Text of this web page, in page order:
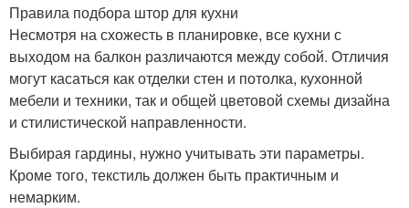
Правила подбора штор для кухни
Несмотря на схожесть в планировке, все кухни с
выходом на балкон различаются между собой. Отличия
могут касаться как отделки стен и потолка, кухонной
мебели и техники, так и общей цветовой схемы дизайна
и стилистической направленности.
Выбирая гардины, нужно учитывать эти параметры.
Кроме того, текстиль должен быть практичным и
немарким.